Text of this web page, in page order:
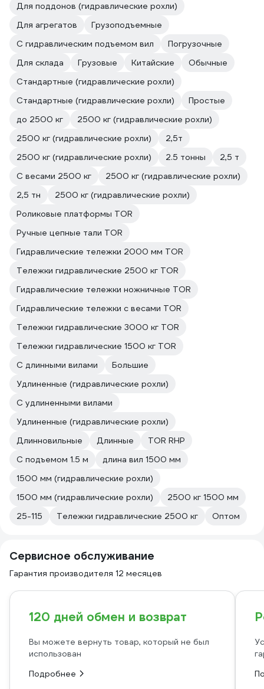
Для поддонов (гидравлические рохли)
Для агрегатов
Грузоподъемные
С гидравлическим подъемом вил
Погрузочные
Для склада
Грузовые Китайские
Обычные
Стандартные (гидравлические рохли)
Стандартные (гидравлические рохли)
Простые
до 2500 кг
2500 кг (гидравлические рохли)
2500 кг (гидравлические рохли)
2,5т
2500 кг (гидравлические рохли)
2.5 тонны
2,5 т
С весами 2500 кг
2500 кг (гидравлические рохли)
2,5 тн
2500 кг (гидравлические рохли)
Роликовые платформы TOR
Ручные цепные тали TOR
Гидравлические тележки 2000 мм TOR
Тележки гидравлические 2500 кг TOR
Гидравлические тележки ножничные TOR
Гидравлические тележки с весами TOR
Тележки гидравлические 3000 кг TOR
Тележки гидравлические 1500 кг TOR
С длинными вилами
Большие
Удлиненные (гидравлические рохли)
С удлиненными вилами
Удлиненные (гидравлические рохли)
Длинновильные
Длинные
TOR RHP
С подъемом 1.5 м
длина вил 1500 мм
1500 мм (гидравлические рохли)
1500 мм (гидравлические рохли)
2500 кг 1500 мм
25-115
Тележки гидравлические 2500 кг Оптом
Сервисное обслуживание
Гарантия производителя 12 месяцев
120 дней обмен и возврат
Вы можете вернуть товар, который не был
использован
Подробнее